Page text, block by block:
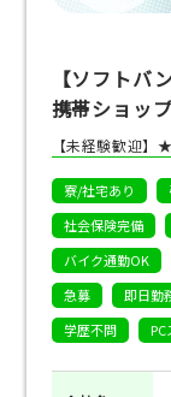
【ソフトバ
携帯ショッ
【未経験歓迎
寮/社宅あり
社会保険完備
バイク通勤OK
急募
即日勤
学歴不問